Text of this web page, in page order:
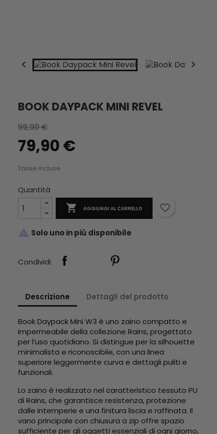
 
BOOK DAYPACK MINI REVEL
99,90 €
79,90 €
Tasse incluse
Quantità
 AGGIUNGI AL CARRELLO favorite_border
 Solo uno in più disponibile
Condividi
Descrizione Dettagli del prodotto
Book Daypack Mini W3 è uno zaino compatto e
impermeabile della collezione Rains, progettato
per l’uso quotidiano. Si distingue per la silhouette
minimalista e riconoscibile, con una linea
superiore leggermente curva e dettagli puliti e
funzionali.
Lo zaino è realizzato nel caratteristico tessuto PU
di Rains, che garantisce resistenza, protezione
dalle intemperie e una finitura liscia e raffinata. Il
vano principale con chiusura a zip offre spazio
sufficiente per gli oggetti essenziali di ogni giorno,